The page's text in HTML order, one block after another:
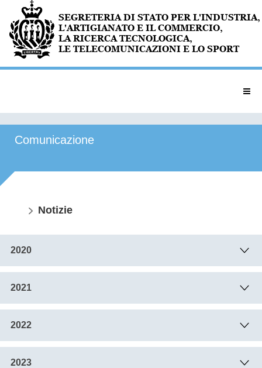
Comunicazione
Notizie
2020
2021
2022
2023